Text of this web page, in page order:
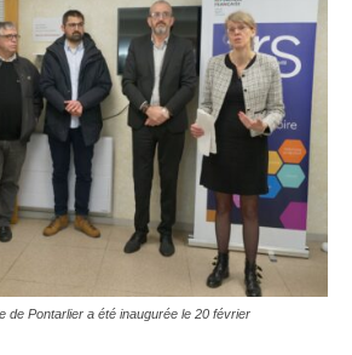
de Pontarlier a été inaugurée le 20 février